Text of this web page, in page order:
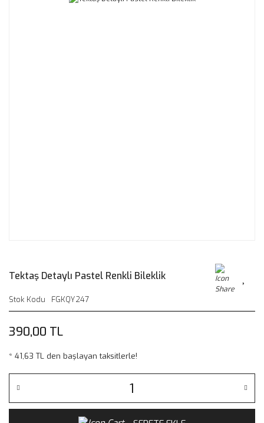
Tektaş Detaylı Pastel Renkli Bileklik
Stok Kodu FGKQY247
390,00 TL
* 41,63 TL den başlayan taksitlerle!